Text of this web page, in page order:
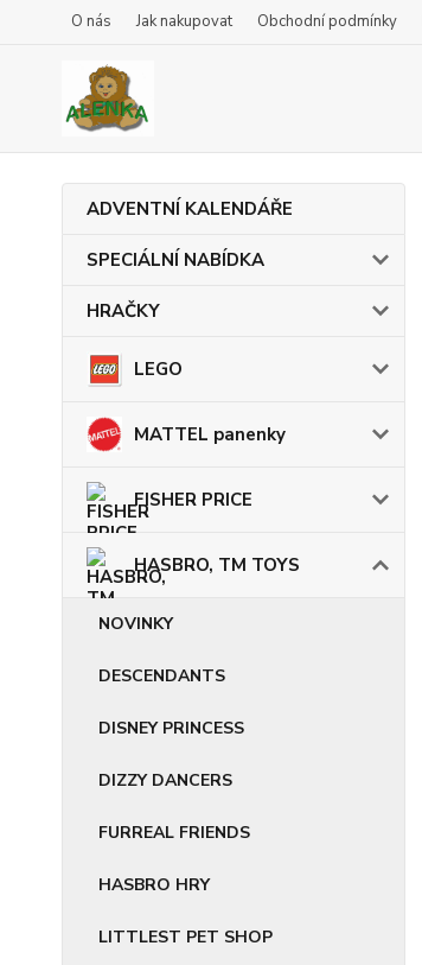
O nás Jak nakupovat Obchodní podmínky
ADVENTNÍ KALENDÁŘE
SPECIÁLNÍ NABÍDKA
HRAČKY
LEGO
MATTEL panenky
FISHER PRICE
HASBRO, TM TOYS
NOVINKY
DESCENDANTS
DISNEY PRINCESS
DIZZY DANCERS
FURREAL FRIENDS
HASBRO HRY
LITTLEST PET SHOP